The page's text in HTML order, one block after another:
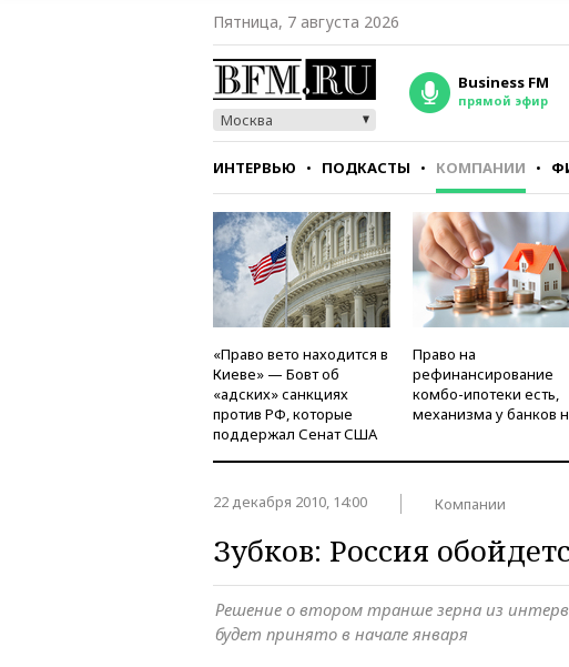
Пятница, 7 августа 2026
Москва
Business FM
прямой эфир
ИНТЕРВЬЮ ПОДКАСТЫ КОМПАНИИ
СТИЛЬ ТЕСТЫ
«Право вето находится в
Киеве» — Бовт об
«адских» санкциях
против РФ, которые
поддержал Сенат США
Право на
рефинансирование
комбо-ипотеки есть,
механизма у банков
22 декабря 2010, 14:00 Компании
Зубков: Россия
Решение о втором транше зерна из
будет принято в начале января